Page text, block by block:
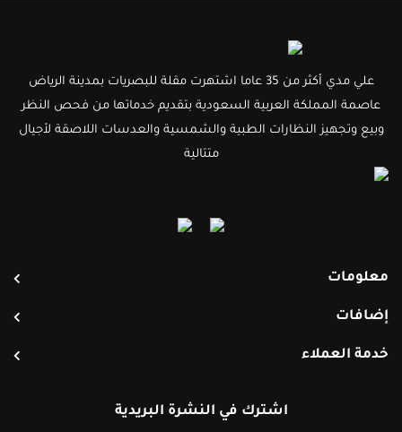
علي مدي أكثر من 35 عاما اشتهرت مقلة للبصريات بمدينة الرياض
عاصمة المملكة العربية السعودية بتقديم خدماتها من فحص النظر
وبيع وتجهيز النظارات الطبية والشمسية والعدسات اللاصقة لأجيال
متتالية
معلومات
إضافات
خدمة العملاء
اشترك في النشرة البريدية